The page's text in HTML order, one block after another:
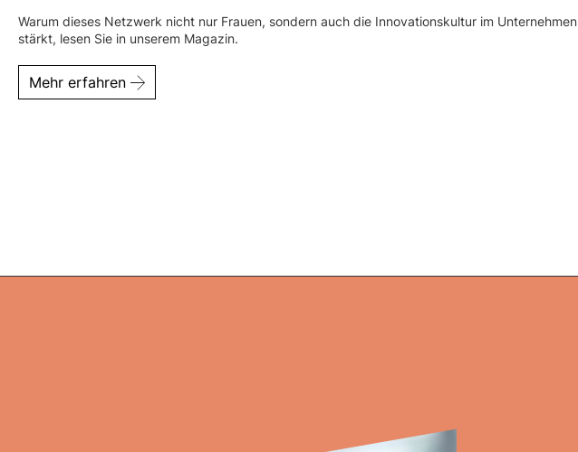
Warum dieses Netzwerk nicht nur Frauen, sondern auch die Innovationskultur im Unternehmen
stärkt, lesen Sie in unserem Magazin.
Mehr erfahren